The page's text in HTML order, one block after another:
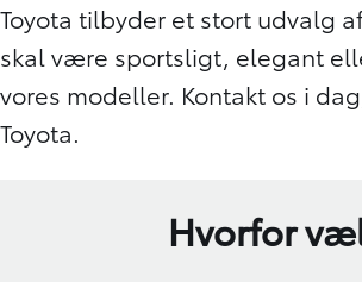
Toyota tilbyder et stort udvalg
skal være sportsligt, elegant
vores modeller. Kontakt os i
Toyota.
Hvorfor